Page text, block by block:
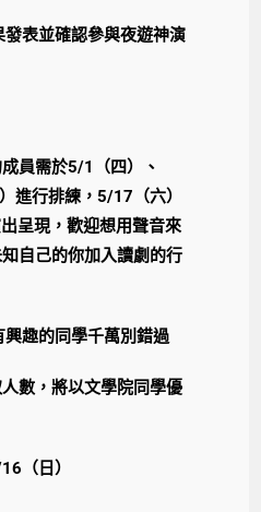
表並確認參與夜遊神演
員需於5/1（四）、
進行排練，5/17（六）
呈現，歡迎想用聲音來
自己的你加入讀劇的行
趣的同學千萬別錯過
人數，將以文學院同學優
（日）